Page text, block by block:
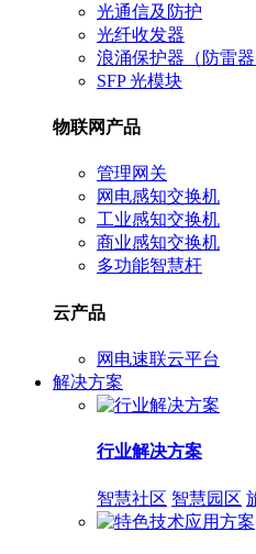
光通信及防护
光纤收发器
浪涌保护器（防雷器
SFP 光模块
物联网产品
管理网关
网电感知交换机
工业感知交换机
商业感知交换机
多功能智慧杆
云产品
网电速联云平台
解决方案
行业解决方案
智慧社区 智慧园区